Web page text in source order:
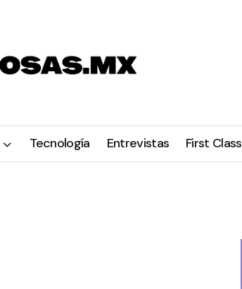
Tecnología Entrevistas First Class